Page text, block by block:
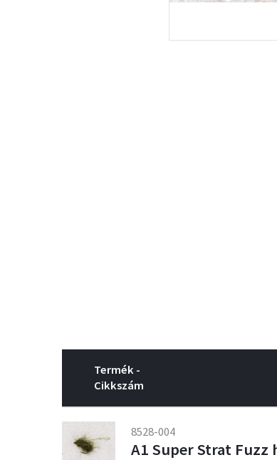
Termék -
Cikkszám
8528-004
A1 Super Strat Fuzz